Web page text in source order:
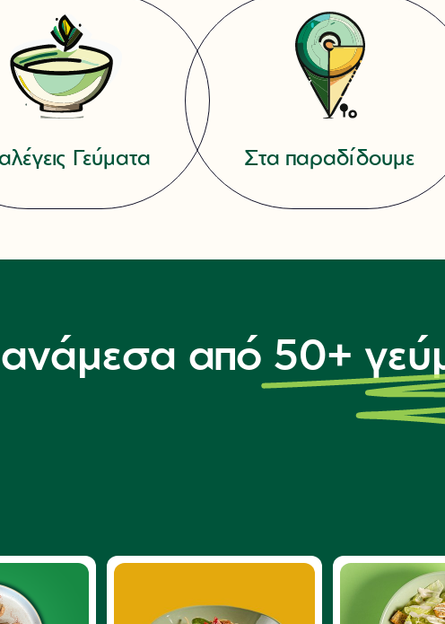
Γεύματα Στα παραδίδουμε
ανάμεσα από 50+